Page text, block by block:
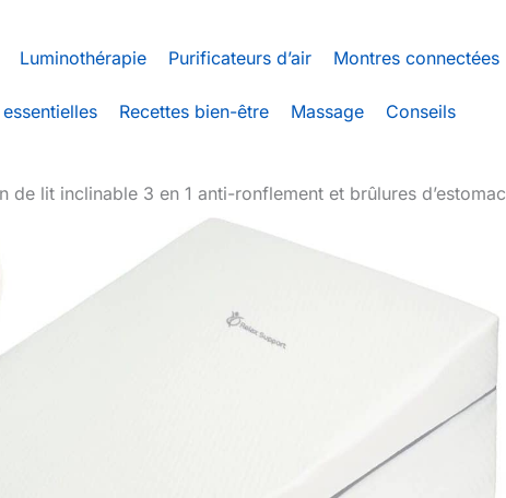
Luminothérapie Purificateurs d’air Montres connectées
Recettes bien-être Massage Conseils
de lit inclinable 3 en 1 anti-ronflement et brûlures d’estomac